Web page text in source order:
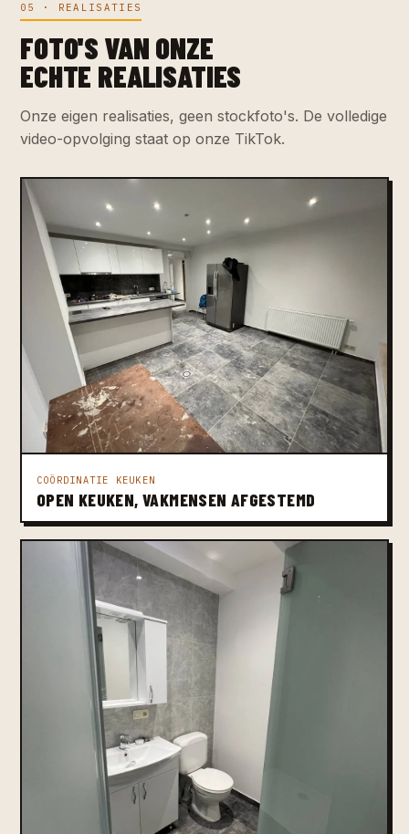
05 · REALISATIES
FOTO'S VAN ONZE
ECHTE REALISATIES
Onze eigen realisaties, geen stockfoto's. De volledige
video-opvolging staat op onze TikTok.
COÖRDINATIE KEUKEN
OPEN KEUKEN, VAKMENSEN AFGESTEMD